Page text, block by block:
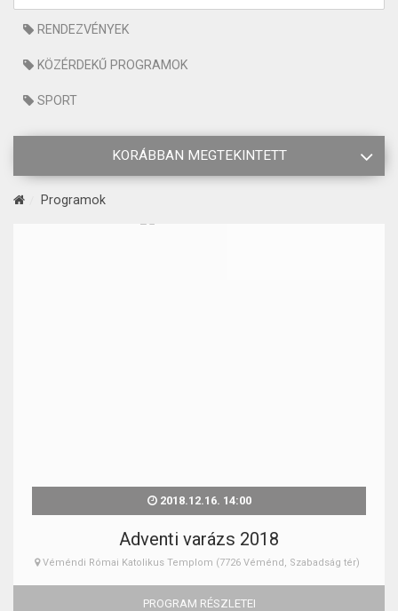
RENDEZVÉNYEK
KÖZÉRDEKŰ PROGRAMOK
SPORT
KORÁBBAN MEGTEKINTETT
Programok
2018.12.16. 14:00
Adventi varázs 2018
Véméndi Római Katolikus Templom (7726 Véménd, Szabadság tér)
PROGRAM RÉSZLETEI